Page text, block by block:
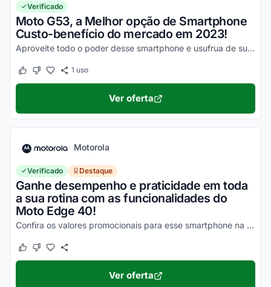
Verificado
Moto G53, a Melhor opção de Smartphone
Custo-benefício do mercado em 2023!
Aproveite todo o poder desse smartphone e usufrua de suas vantagens por valores a partir de R$1500!
Este cupom funcionou
Este cupom não funcionou
1 uso
Ver oferta
Motorola
Verificado Destaque
Ganhe desempenho e praticidade em toda
a sua rotina com as funcionalidades do
Moto Edge 40!
Confira os valores promocionais para esse smartphone na loja virtual Motorola e economize hoje mesmo!
Este cupom funcionou
Este cupom não funcionou
Ver oferta